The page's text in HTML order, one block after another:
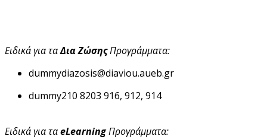
Ειδικά για ταΔια ΖώσηςΠρογράμματα:
dummydiazosis@diaviou.aueb.gr
dummy210 8203 916, 912, 914
Ειδικά για ταeLearningΠρογράμματα: